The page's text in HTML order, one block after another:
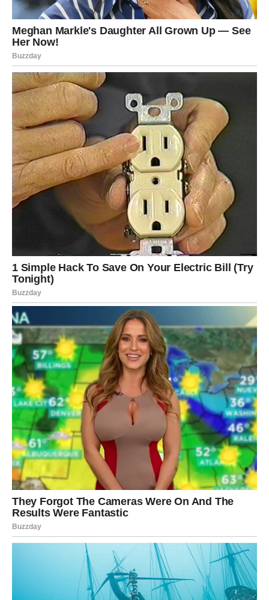
Umiješajte brašno i prašak za pecivo, zatim lagano umiješajte
u mokre sastojke dok ne dobijete glatku konzistenciju. Ubacite
suhe višnje.
Za preljev pomiješajte 1 jaje, jogurt, šećer i kukuruzni škrob u
zasebnoj posudi i tucite dok smjesa ne postane glatka. Zatim
pažljivo ubacite svježe ili smrznute višnje.
Kolač pripremite tako da tijesto izlijete u namašćen ili obložen
pleh. Po vrhu nježno rasporedite smjesu jogurta i višanja.
Stavite u prethodno zagrijanu pećnicu na 180°C (360°F) i
pecite 40 minuta ili dok čačkalica zabodena u sredinu ne izađe
čista.
Ostavite kolač da se ohladi, a prije posluživanja pospite ga
šećerom u prahu za ukras.
Preporuke za posluživanje:
Popratite ga komadom šlaga ili kuglicom sladoleda od vanilije.
Za idealno poslijepodnevno uživanje, uživajte uz šalicu kave ili
čaja.